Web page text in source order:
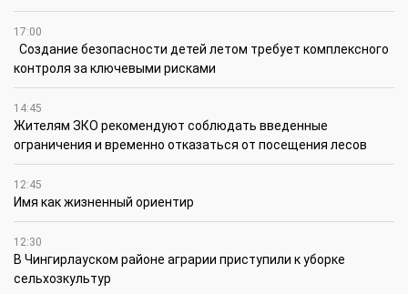
17:00
Создание безопасности детей летом требует комплексного
контроля за ключевыми рисками
14:45
Жителям ЗКО рекомендуют соблюдать введенные
ограничения и временно отказаться от посещения лесов
12:45
Имя как жизненный ориентир
12:30
В Чингирлауском районе аграрии приступили к уборке
сельхозкультур